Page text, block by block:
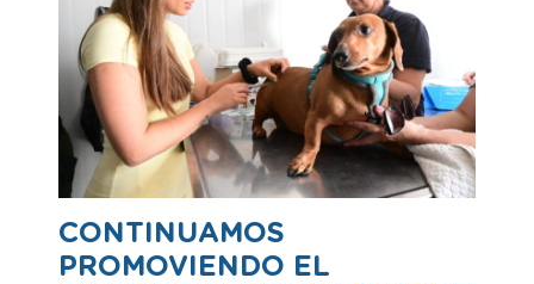
CONTINUAMOS
PROMOVIENDO EL